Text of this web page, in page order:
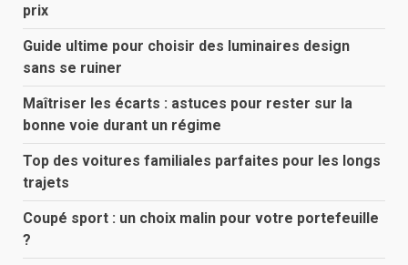
prix
Guide ultime pour choisir des luminaires design
sans se ruiner
Maîtriser les écarts : astuces pour rester sur la
bonne voie durant un régime
Top des voitures familiales parfaites pour les longs
trajets
Coupé sport : un choix malin pour votre portefeuille
?